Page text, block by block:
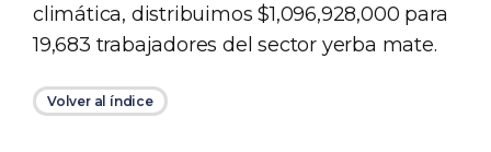
climática, distribuimos $1,096,928,000 para
19,683 trabajadores del sector yerba mate.
Volver al índice